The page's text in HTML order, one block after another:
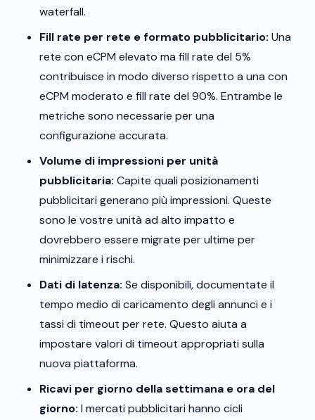
waterfall.
Fill rate per rete e formato pubblicitario: Una
rete con eCPM elevato ma fill rate del 5%
contribuisce in modo diverso rispetto a una con
eCPM moderato e fill rate del 90%. Entrambe le
metriche sono necessarie per una
configurazione accurata.
Volume di impressioni per unità
pubblicitaria: Capite quali posizionamenti
pubblicitari generano più impressioni. Queste
sono le vostre unità ad alto impatto e
dovrebbero essere migrate per ultime per
minimizzare i rischi.
Dati di latenza: Se disponibili, documentate il
tempo medio di caricamento degli annunci e i
tassi di timeout per rete. Questo aiuta a
impostare valori di timeout appropriati sulla
nuova piattaforma.
Ricavi per giorno della settimana e ora del
giorno: I mercati pubblicitari hanno cicli